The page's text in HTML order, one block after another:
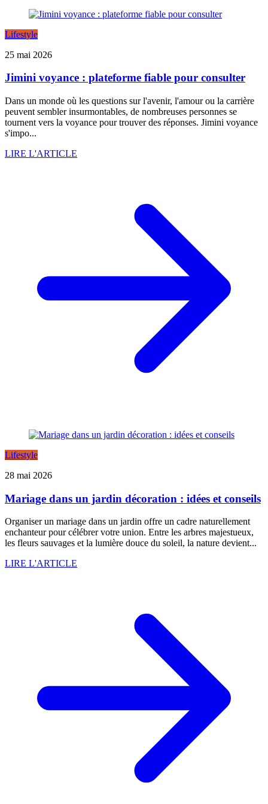
Lifestyle
25 mai 2026
Jimini voyance : plateforme fiable pour consulter
Dans un monde où les questions sur l'avenir, l'amour ou la carrière
peuvent sembler insurmontables, de nombreuses personnes se
tournent vers la voyance pour trouver des réponses. Jimini voyance
s'impo...
LIRE L'ARTICLE
Lifestyle
28 mai 2026
Mariage dans un jardin décoration : idées et conseils
Organiser un mariage dans un jardin offre un cadre naturellement
enchanteur pour célébrer votre union. Entre les arbres majestueux,
les fleurs sauvages et la lumière douce du soleil, la nature devient...
LIRE L'ARTICLE